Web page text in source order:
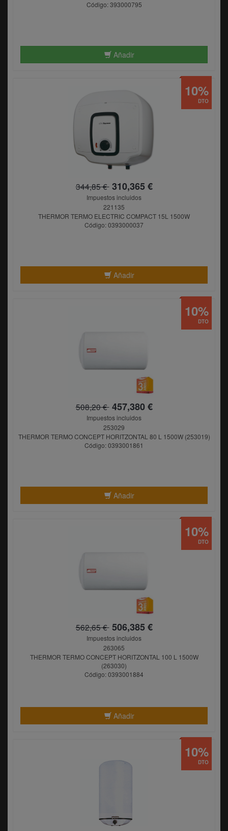
Código: 393000795
Añadir
344,85 €310,365 €
Impuestos incluidos
221135
THERMOR TERMO ELECTRIC COMPACT 15L 1500W
Código: 0393000037
Añadir
DTO
10%
508,20 €457,380 €
Impuestos incluidos
253029
THERMOR TERMO CONCEPT HORITZONTAL 80 L 1500W (253019)
Código: 0393001861
Añadir
DTO
10%
562,65 €506,385 €
Impuestos incluidos
263065
THERMOR TERMO CONCEPT HORITZONTAL 100 L 1500W
(263030)
Código: 0393001884
Añadir
DTO
10%
DTO
10%